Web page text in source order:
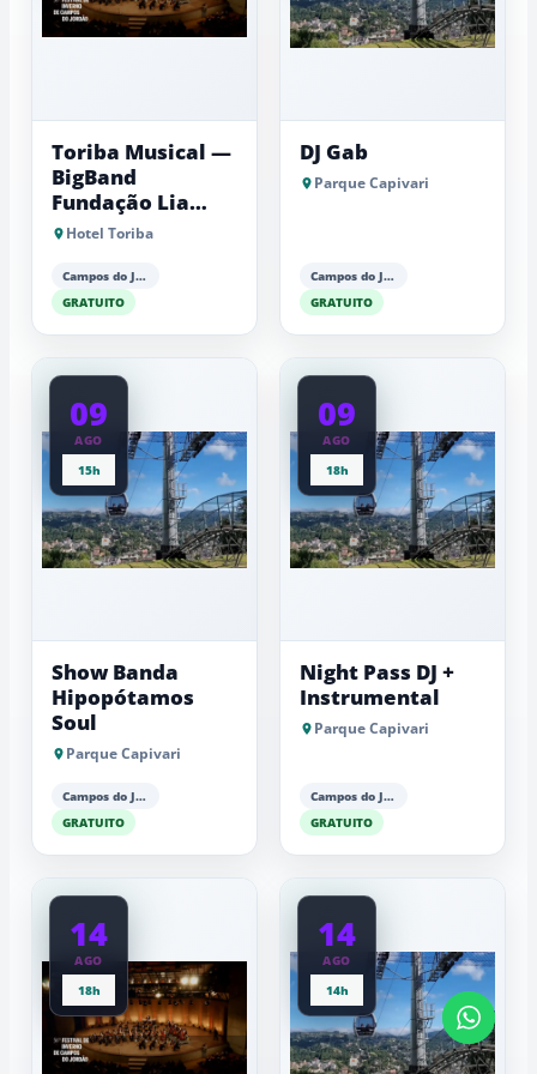
Toriba Musical —
BigBand
Fundação Lia
Maria Aguiar
Hotel Toriba
Campos do Jordão
GRATUITO
DJ Gab
Parque Capivari
Campos do Jordão
GRATUITO
09
AGO
15h
Show Banda
Hipopótamos
Soul
Parque Capivari
Campos do Jordão
GRATUITO
09
AGO
18h
Night Pass DJ +
Instrumental
Parque Capivari
Campos do Jordão
GRATUITO
14
AGO
18h
14
AGO
14h